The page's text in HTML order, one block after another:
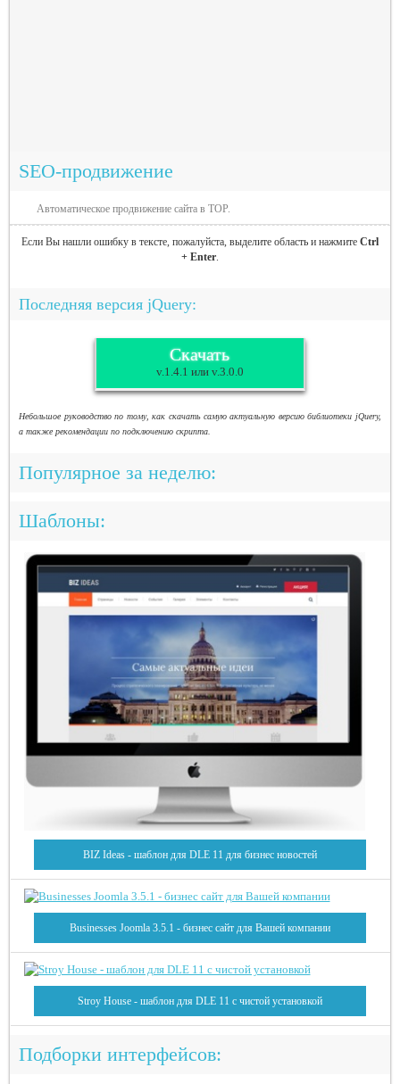
SEO-продвижение
Автоматическое продвижение сайта в TOP.
Если Вы нашли ошибку в тексте, пожалуйста, выделите область и нажмите Ctrl
+ Enter.
Последняя версия jQuery:
Скачать
v.1.4.1 или v.3.0.0
Небольшое руководство по тому, как скачать самую актуальную версию библиотеки jQuery,
а также рекомендации по подключению скрипта.
Популярное за неделю:
Шаблоны:
BIZ Ideas - шаблон для DLE 11 для бизнес новостей
Businesses Joomla 3.5.1 - бизнес сайт для Вашей компании
Stroy House - шаблон для DLE 11 с чистой установкой
Подборки интерфейсов: